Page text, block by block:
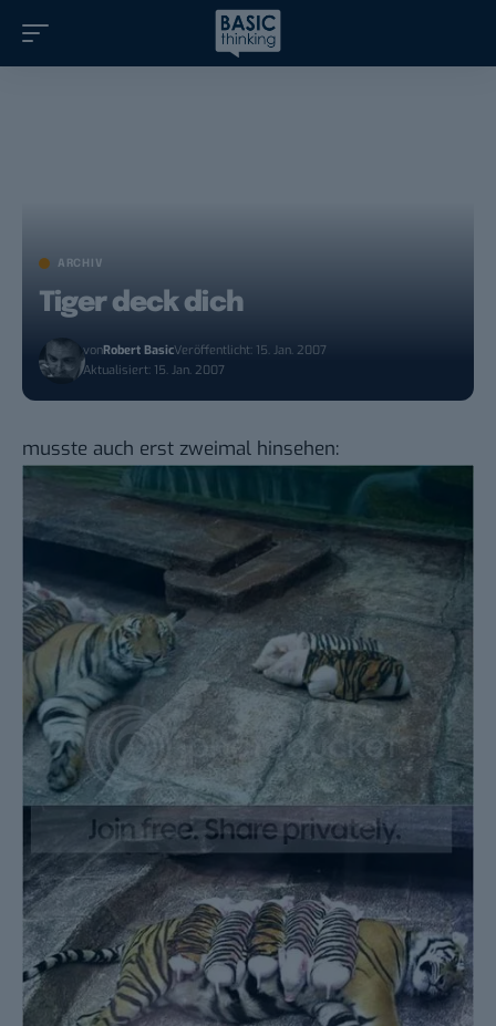
ARCHIV
Tiger deck dich
vonRobert BasicVeröffentlicht: 15. Jan. 2007
Aktualisiert: 15. Jan. 2007
musste auch erst zweimal hinsehen: